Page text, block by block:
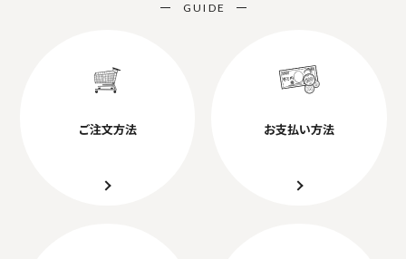
GUIDE
ご注文方法 お支払い方法